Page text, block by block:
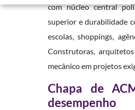
com núcleo central
superior e durabilidade
escolas, shoppings,
Construtoras,
mecânico em projetos
Chapa de
desempenho